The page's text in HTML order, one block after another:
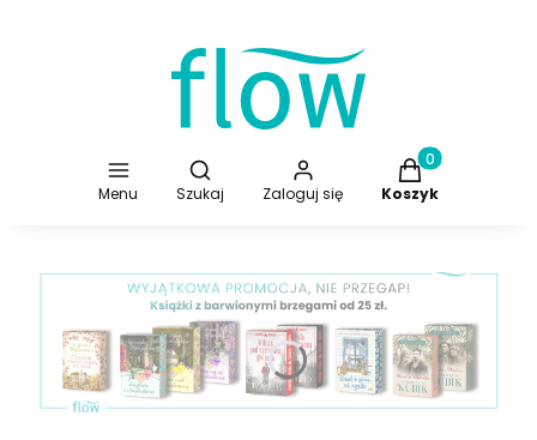
Menu
Otwórz wyszukiwarkę
Szukaj Zaloguj się
Produkty w
Koszyk